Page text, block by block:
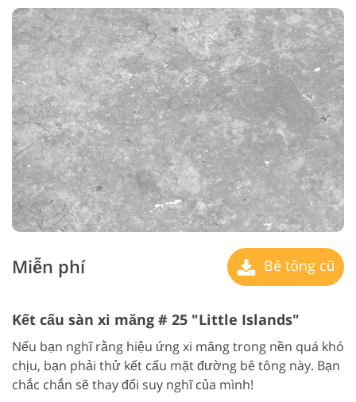
Miễn phí Bê tông cũ
Kết cấu sàn xi măng # 25 "Little Islands"
Nếu bạn nghĩ rằng hiệu ứng xi măng trong nền quá khó
chịu, bạn phải thử kết cấu mặt đường bê tông này. Bạn
chắc chắn sẽ thay đổi suy nghĩ của mình!